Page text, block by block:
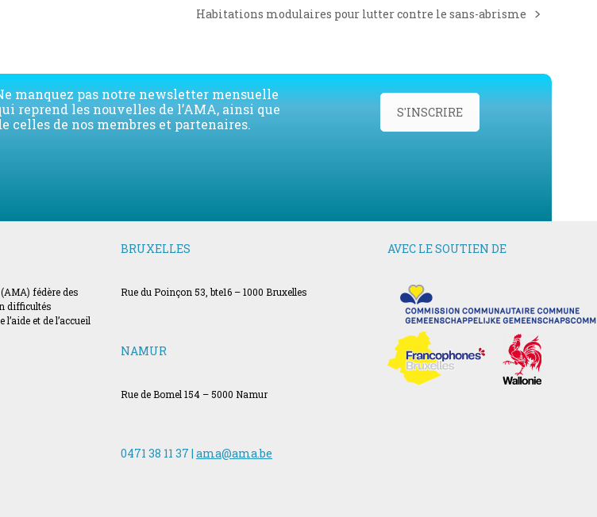
next
Habitations modulaires pour lutter contre le sans-abrisme
manquez pas notre newsletter mensuelle
reprend les nouvelles de l’AMA, ainsi que
celles de nos membres et partenaires.
S'INSCRIRE
fédère des
difficultés
et de l’accueil
BRUXELLES
Rue du Poinçon 53, bte16 – 1000 Bruxelles
NAMUR
Rue de Bomel 154 – 5000 Namur
0471 38 11 37 | ama@ama.be
AVEC LE SOUTIEN DE